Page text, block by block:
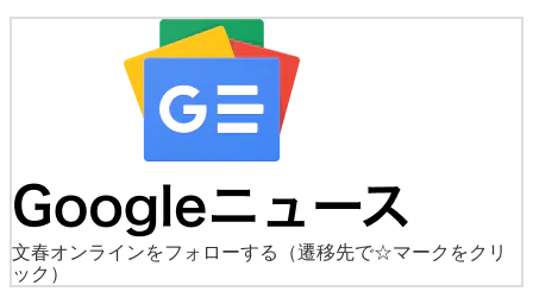
文春オンラインをフォローする
（遷移先で☆マークをクリ
ック）